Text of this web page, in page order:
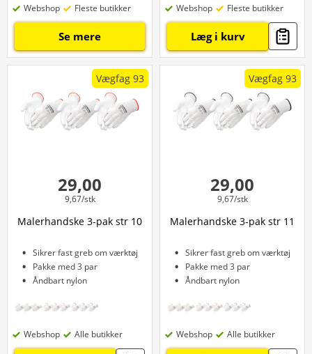
Webshop Fleste butikker
Se mere
Webshop Fleste butikker
Læg i kurv
Vægfag 93
29,00
9,67/stk
Malerhandske 3-pak str 10
Sikrer fast greb om værktøj
Pakke med 3 par
Åndbart nylon
Webshop Alle butikker
Vægfag 93
29,00
9,67/stk
Malerhandske 3-pak str 11
Sikrer fast greb om værktøj
Pakke med 3 par
Åndbart nylon
Webshop Alle butikker